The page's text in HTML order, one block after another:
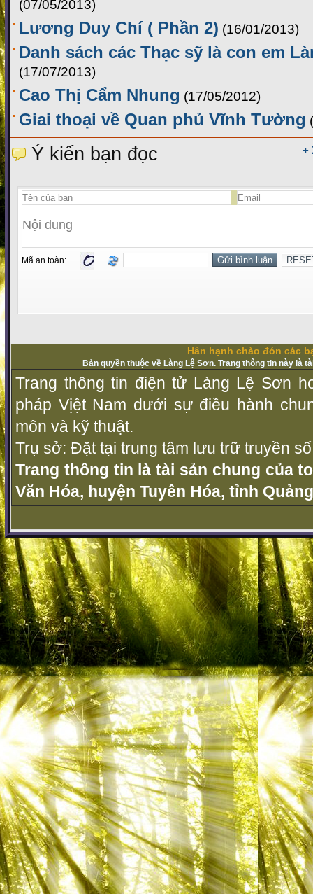
(07/05/2013)
Lương Duy Chí ( Phần 2) (16/01/2013)
Danh sách các Thạc sỹ là con em
(17/07/2013)
Cao Thị Cẩm Nhung (17/05/2012)
Giai thoại về Quan phủ Vĩnh Tường
+
Ý kiến bạn đọc
Mã an toàn:
Hân hạnh chào đón các
Bản quyền thuộc về Làng Lệ Sơn. Trang thông tin này là
Trang thông tin điện tử Làng Lệ Sơn
pháp Vịệt Nam dưới sự điều hành
môn và kỹ thuật.
Trụ sở: Đặt tại trung tâm lưu trữ truyền
Trang thông tin là tài sản chung của
Văn Hóa, huyện Tuyên Hóa, tỉnh